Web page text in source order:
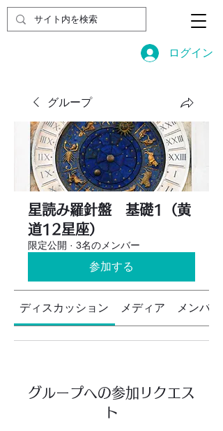
ログイン
グループ
星読み羅針盤 基礎1（黄
道12星座）
限定公開 · 3名のメンバー
参加する
ディスカッション メディア メンバー
グループへの参加リクエス
ト